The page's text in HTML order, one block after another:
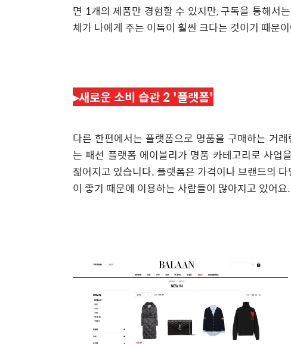
면 1개의 제품만 경험할 수 있지만, 구독을 통해서
체가 나에게 주는 이득이 훨씬 크다는 것이기 때문
▸새로운 소비습관 2 '플랫폼'
다른 한편에서는 플랫폼으로 명품을 구매하는 거
는 패션 플랫폼 에이블리가 명품 카테고리로 사업
젊어지고 있습니다. 플랫폼은 가격이나 브랜드의
이 좋기 때문에 이용하는 사람들이 많아지고 있어요.